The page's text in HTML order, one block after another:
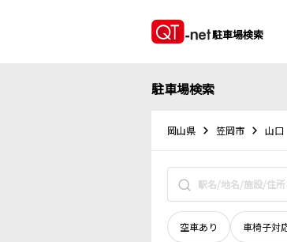
駐車場検索
駐車場検索
岡山県 笠岡市 山口
空車あり 車椅子対